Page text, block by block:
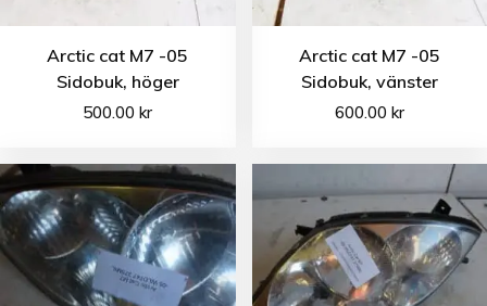
Arctic cat M7 -05
Sidobuk, höger
500.00kr
Arctic cat M7 -05
Sidobuk, vänster
600.00 kr